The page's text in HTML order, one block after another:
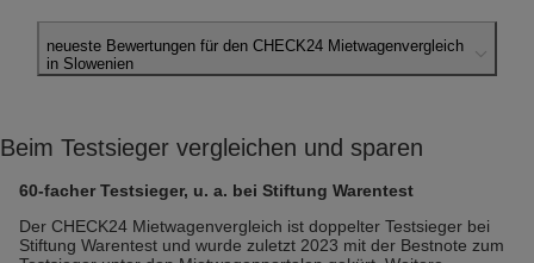
neueste Bewertungen für den CHECK24 Mietwagenvergleich
in Slowenien
Abholort: Maribor
Yvonne Z.
abgegeben am 25.07.2026
Beim Testsieger vergleichen und sparen
60-facher Testsieger, u. a. bei Stiftung Warentest
Der CHECK24 Mietwagenvergleich ist doppelter Testsieger bei
Stiftung Warentest und wurde zuletzt 2023 mit der Bestnote zum